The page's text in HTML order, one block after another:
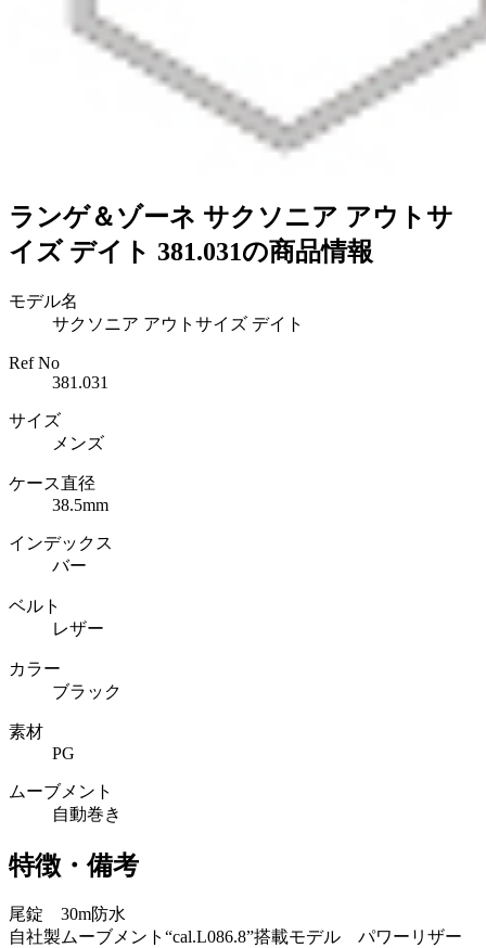
ランゲ＆ゾーネ サクソニア アウトサ
イズ デイト 381.031の商品情報
モデル名
サクソニア アウトサイズ デイト
Ref No
381.031
サイズ
メンズ
ケース直径
38.5mm
インデックス
バー
ベルト
レザー
カラー
ブラック
素材
PG
ムーブメント
自動巻き
特徴・備考
尾錠 30m防水
自社製ムーブメント“cal.L086.8”搭載モデル パワーリザー